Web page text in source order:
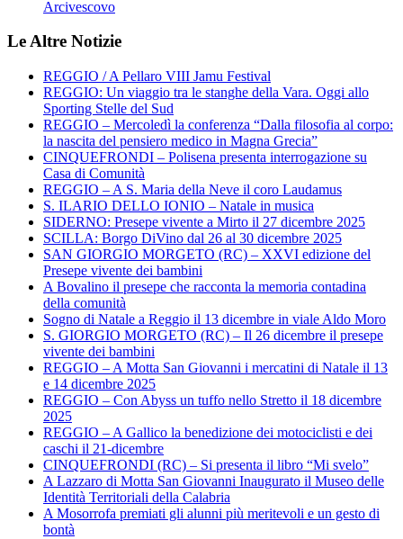
Arcivescovo
Le Altre Notizie
REGGIO / A Pellaro VIII Jamu Festival
REGGIO: Un viaggio tra le stanghe della Vara. Oggi allo
Sporting Stelle del Sud
REGGIO – Mercoledì la conferenza “Dalla filosofia al corpo:
la nascita del pensiero medico in Magna Grecia”
CINQUEFRONDI – Polisena presenta interrogazione su
Casa di Comunità
REGGIO – A S. Maria della Neve il coro Laudamus
S. ILARIO DELLO IONIO – Natale in musica
SIDERNO: Presepe vivente a Mirto il 27 dicembre 2025
SCILLA: Borgo DiVino dal 26 al 30 dicembre 2025
SAN GIORGIO MORGETO (RC) – XXVI edizione del
Presepe vivente dei bambini
A Bovalino il presepe che racconta la memoria contadina
della comunità
Sogno di Natale a Reggio il 13 dicembre in viale Aldo Moro
S. GIORGIO MORGETO (RC) – Il 26 dicembre il presepe
vivente dei bambini
REGGIO – A Motta San Giovanni i mercatini di Natale il 13
e 14 dicembre 2025
REGGIO – Con Abyss un tuffo nello Stretto il 18 dicembre
2025
REGGIO – A Gallico la benedizione dei motociclisti e dei
caschi il 21-dicembre
CINQUEFRONDI (RC) – Si presenta il libro “Mi svelo”
A Lazzaro di Motta San Giovanni Inaugurato il Museo delle
Identità Territoriali della Calabria
A Mosorrofa premiati gli alunni più meritevoli e un gesto di
bontà